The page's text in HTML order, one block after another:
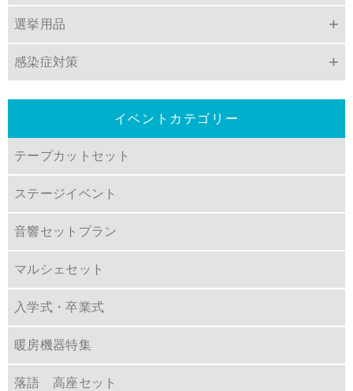
選挙用品
感染症対策
イベントカテゴリー
テープカットセット
ステージイベント
音響セットプラン
マルシェセット
入学式・卒業式
暖房機器特集
落語 高座セット